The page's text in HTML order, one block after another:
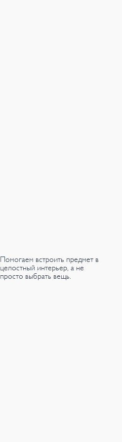
Помогаем встроить предмет в
целостный интерьер, а не
просто выбрать вещь.